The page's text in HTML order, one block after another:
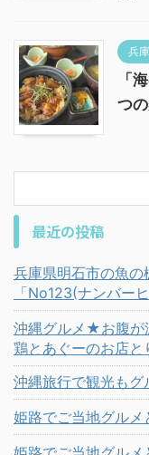
兵庫
「
つ
最近の投稿
兵庫県明石市の魚
「No123(ナンバー
沖縄グルメ★お腹が
鶏とあぐーのお店と
沖縄旅行で観光も
姫路でご当地グル